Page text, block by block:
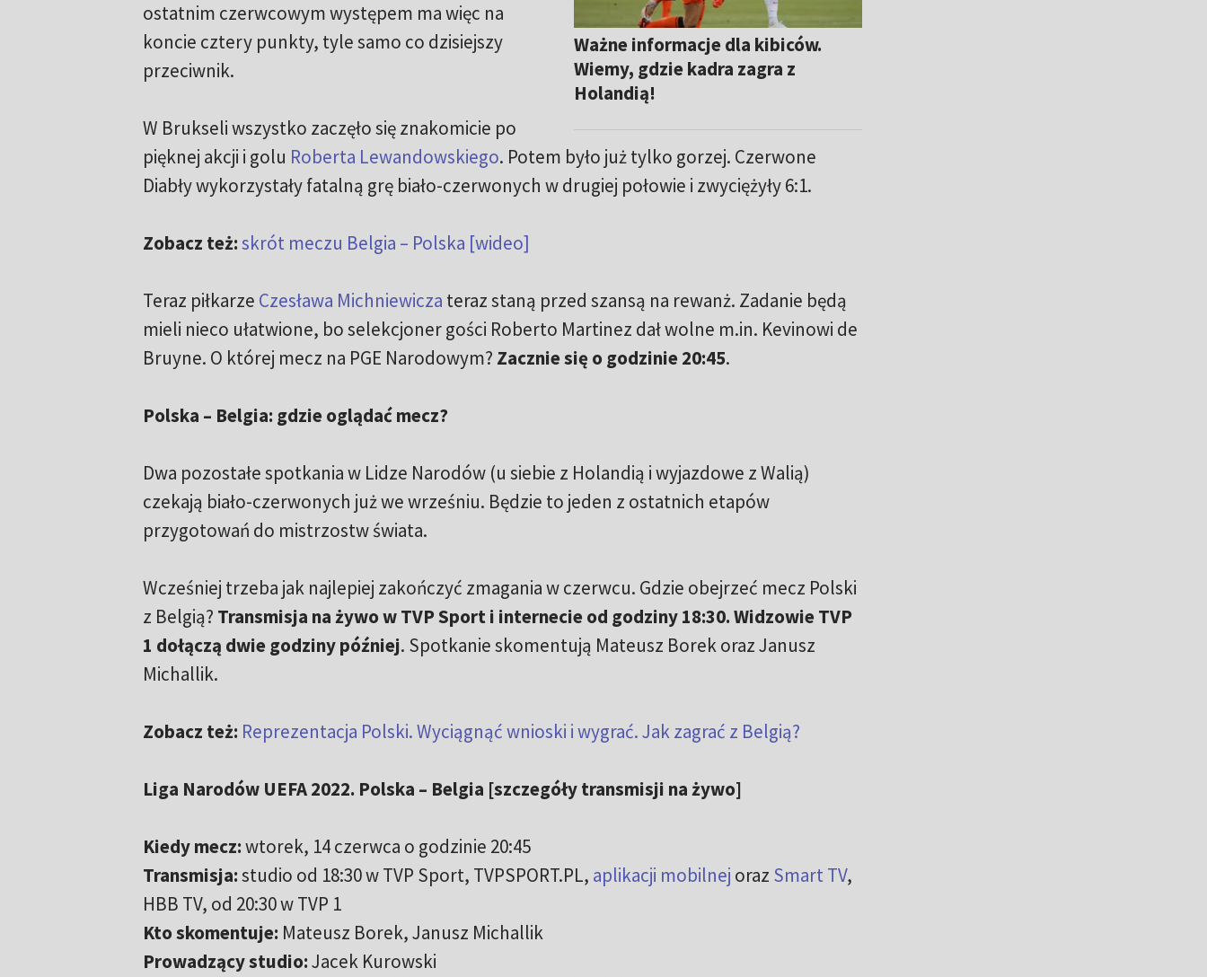
Ważne informacje dla kibiców.
Wiemy, gdzie kadra zagra z
Holandią!
ostatnim czerwcowym występem ma więc na
koncie cztery punkty, tyle samo co dzisiejszy
przeciwnik.
W Brukseli wszystko zaczęło się znakomicie po
pięknej akcji i golu Roberta Lewandowskiego. Potem było już tylko gorzej. Czerwone
Diabły wykorzystały fatalną grę biało-czerwonych w drugiej połowie i zwyciężyły 6:1.
Zobacz też:skrót meczu Belgia – Polska [wideo]
Teraz piłkarze Czesława Michniewicza teraz staną przed szansą na rewanż. Zadanie będą
mieli nieco ułatwione, bo selekcjoner gości Roberto Martinez dał wolne m.in. Kevinowi de
Bruyne. O której mecz na PGE Narodowym? Zacznie się o godzinie 20:45.
Polska – Belgia: gdzie oglądać mecz?
Dwa pozostałe spotkania w Lidze Narodów (u siebie z Holandią i wyjazdowe z Walią)
czekają biało-czerwonych już we wrześniu. Będzie to jeden z ostatnich etapów
przygotowań do mistrzostw świata.
Wcześniej trzeba jak najlepiej zakończyć zmagania w czerwcu. Gdzie obejrzeć mecz Polski
z Belgią? Transmisja na żywo w TVP Sport i internecie od godziny 18:30. Widzowie TVP
1 dołączą dwie godziny później. Spotkanie skomentują Mateusz Borek oraz Janusz
Michallik.
Zobacz też: Reprezentacja Polski. Wyciągnąć wnioski i wygrać. Jak zagrać z Belgią?
Liga Narodów UEFA 2022. Polska – Belgia [szczegóły transmisji na żywo]
Kiedy mecz:wtorek, 14 czerwca o godzinie 20:45
Transmisja:studio od 18:30 w TVP Sport, TVPSPORT.PL, aplikacji mobilnej oraz Smart TV,
HBB TV, od 20:30 w TVP 1
Kto skomentuje: Mateusz Borek, Janusz Michallik
Prowadzący studio:Jacek Kurowski